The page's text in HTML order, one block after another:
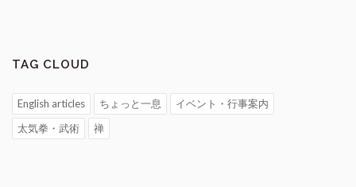
TAG CLOUD
English articles ちょっと一息
イベント・行事案内
太気拳・武術
禅